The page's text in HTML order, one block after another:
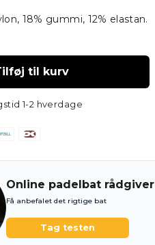
18% gummi, 12% elastan.
til kurv
1-2 hverdage
Online padelbat rådgiver
Få anbefalet det rigtige bat
Tag testen